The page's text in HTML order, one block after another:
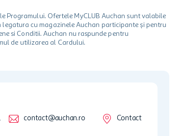
Programului. Ofertele MyCLUB Auchan sunt valabile
cu magazinele Auchan participante și pentru
si Conditii. Auchan nu raspunde pentru
de utilizarea al Cardului.
contact@auchan.ro Contact